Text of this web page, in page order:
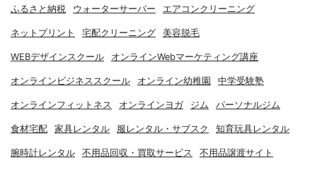
ふるさと納税 ウォーターサーバー エアコンクリーニング
ネットプリント 宅配クリーニング 美容脱毛
WEBデザインスクール オンラインWebマーケティング講座
オンラインビジネススクール オンライン幼稚園 中学受験塾
オンラインフィットネス オンラインヨガ ジム パーソナルジム
食材宅配 家具レンタル 服レンタル・サブスク 知育玩具レンタル
腕時計レンタル 不用品回収・買取サービス 不用品譲渡サイト